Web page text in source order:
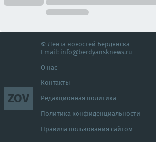
ZOV
© Лента новостей Бердянска
Email: info@berdyansknews.ru
О нас
Контакты
Редакционная политика
Политика конфиденциальности
Правила пользования сайтом